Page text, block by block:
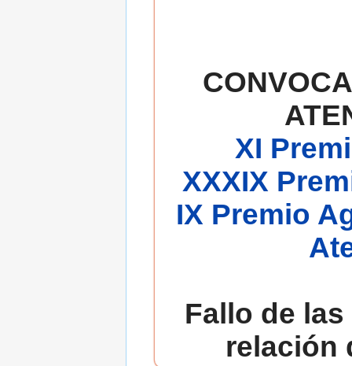
XI
XXXIX
IX Premio
Fallo de
relación